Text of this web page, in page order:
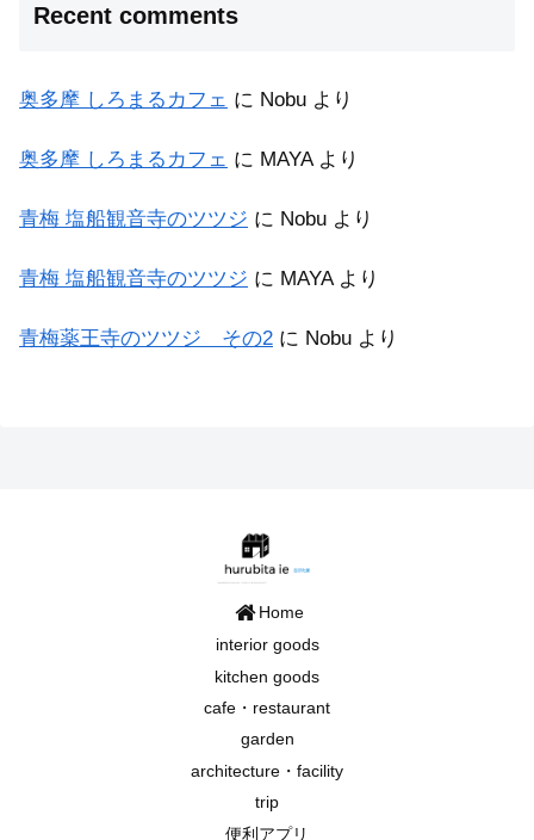
Recent comments
奥多摩 しろまるカフェ に Nobu より
奥多摩 しろまるカフェ に MAYAより
青梅 塩船観音寺のツツジ に Nobu より
青梅 塩船観音寺のツツジ に MAYAより
青梅薬王寺のツツジ その2 に Nobu より
Home
interior goods
kitchen goods
cafe・restaurant
garden
architecture・facility
trip
便利アプリ